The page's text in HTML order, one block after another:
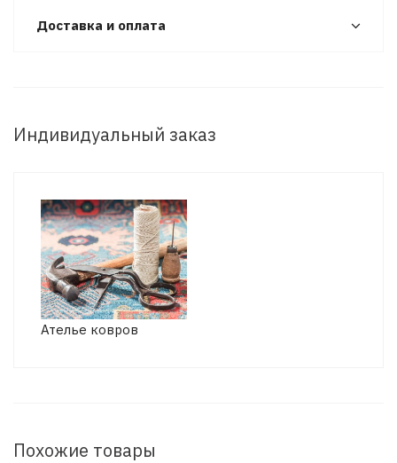
Доставка и оплата
Индивидуальный заказ
Ателье ковров
Похожие товары